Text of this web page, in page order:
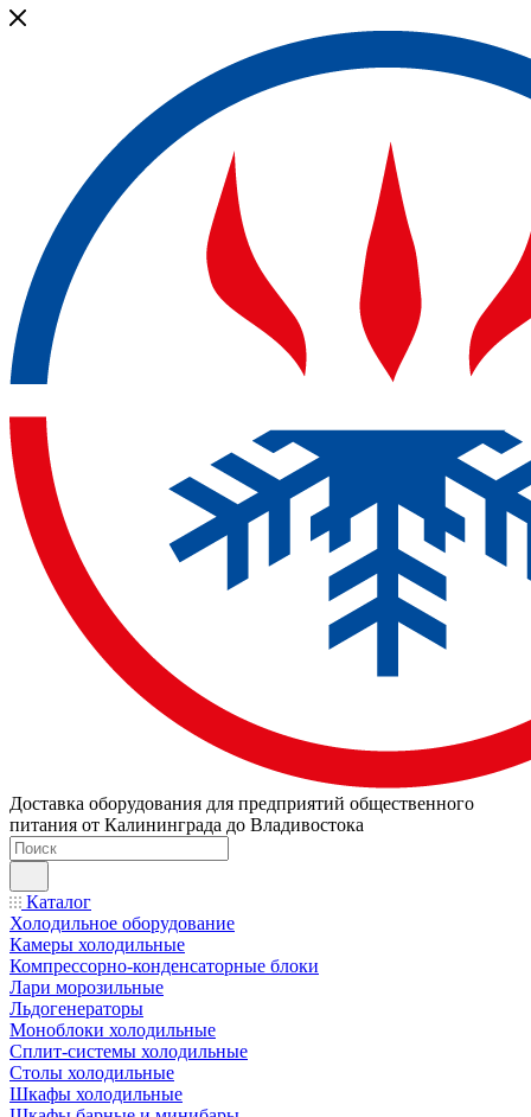
Доставка оборудования для предприятий общественного
питания от Калининграда до Владивостока
Каталог
Холодильное оборудование
Камеры холодильные
Компрессорно-конденсаторные блоки
Лари морозильные
Льдогенераторы
Моноблоки холодильные
Сплит-системы холодильные
Столы холодильные
Шкафы холодильные